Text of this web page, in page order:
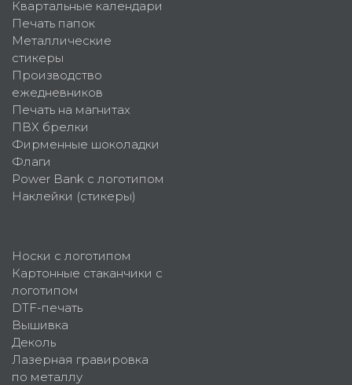
Квартальные календари
Печать папок
Металлические
стикеры
Производство
ежедневников
Печать на магнитах
ПВХ брелки
Фирменные шоколадки
Флаги
Power Bank с логотипом
Наклейки (стикеры)
Носки с логотипом
Картонные стаканчики с
логотипом
DTF-печать
Вышивка
Деколь
Лазерная гравировка
по металлу